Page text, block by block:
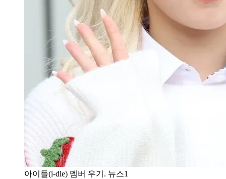
아이들(i-dle) 멤버 우기. 뉴스1